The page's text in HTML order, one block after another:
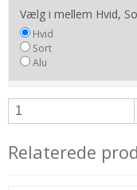
Vælg i mellem Hvid,
Hvid
Sort
Alu
Relaterede